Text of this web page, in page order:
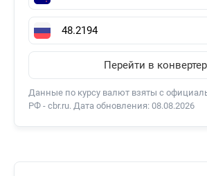
Перейти в конвертер
Данные по курсу валют взяты с
РФ - cbr.ru. Дата обновления: 08.08.2026